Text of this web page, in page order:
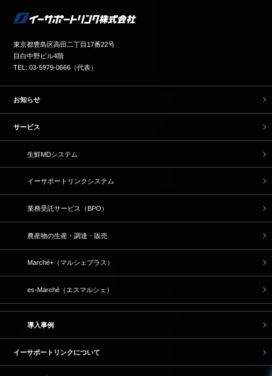
東京都豊島区高田二丁目17番22号
目白中野ビル4階
TEL: 03-5979-0666（代表）
お知らせ
サービス
生鮮MDシステム
イーサポートリンクシステム
業務受託サービス（BPO）
農産物の生産・調達・販売
Marché+（マルシェプラス）
es-Marché（エスマルシェ）
導入事例
イーサポートリンクについて